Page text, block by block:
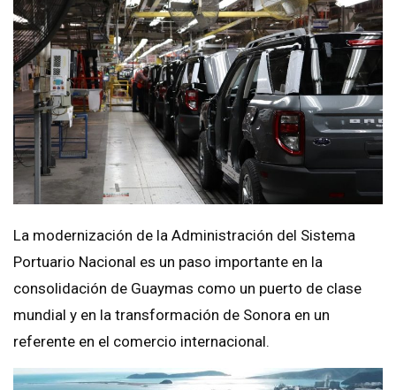
La modernización de la Administración del Sistema
Portuario Nacional es un paso importante en la
consolidación de Guaymas como un puerto de clase
mundial y en la transformación de Sonora en un
referente en el comercio internacional.